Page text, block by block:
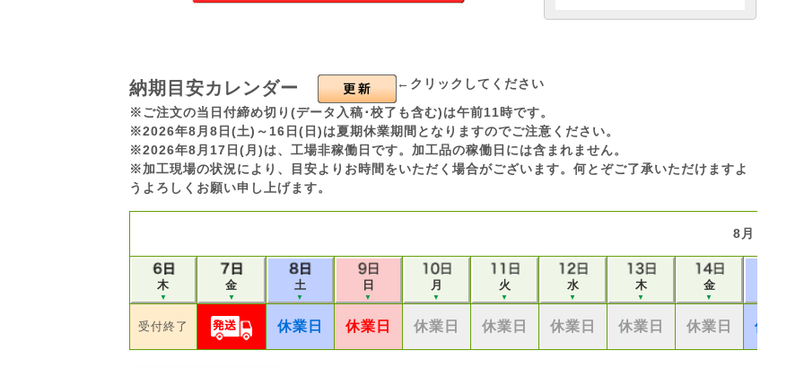
納期目安カレンダー
←クリックしてください
※ご注文の当日付締め切り(データ入稿･校了も含む)は午前11時です。
※2026年8月8日(土)～16日(日)は夏期休業期間となりますのでご注意ください。
※2026年8月17日(月)は、工場非稼働日です。加工品の稼働日には含まれません。
※加工現場の状況により、目安よりお時間をいただく場合がございます。何とぞご了承いただけますよ
うよろしくお願い申し上げます。
8月
木
▼
金
▼
土
▼
日
▼
月
▼
火
▼
水
▼
木
▼
金
▼
受付終了 休業日 休業日 休業日 休業日 休業日 休業日 休業日 休業日